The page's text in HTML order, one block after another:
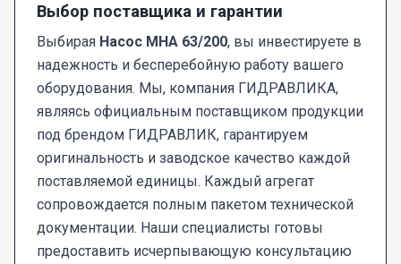
Выбор поставщика и гарантии
Выбирая Насос МНА 63/200, вы инвестируете в
надежность и бесперебойную работу вашего
оборудования. Мы, компания ГИДРАВЛИКА,
являясь официальным поставщиком продукции
под брендом ГИДРАВЛИК, гарантируем
оригинальность и заводское качество каждой
поставляемой единицы. Каждый агрегат
сопровождается полным пакетом технической
документации. Наши специалисты готовы
предоставить исчерпывающую консультацию